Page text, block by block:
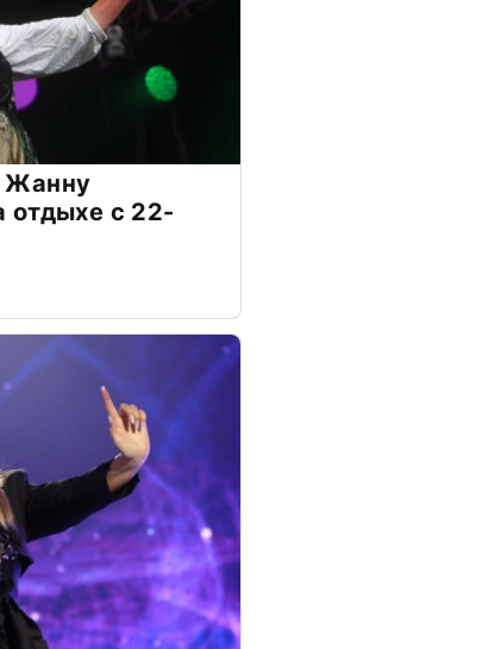
Жанну
отдыхе с 22-